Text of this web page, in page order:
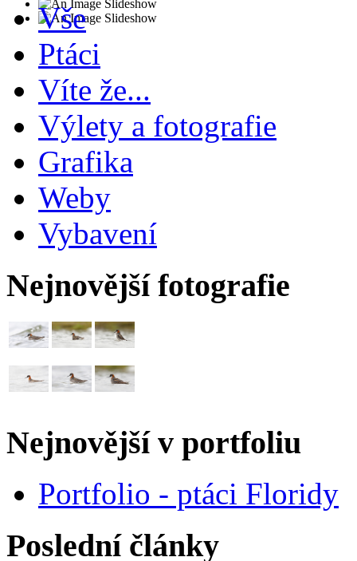
Vše
Ptáci
Víte že...
Výlety a fotografie
Grafika
Weby
Vybavení
Nejnovější fotografie
Nejnovější v portfoliu
Portfolio - ptáci Floridy
Poslední články